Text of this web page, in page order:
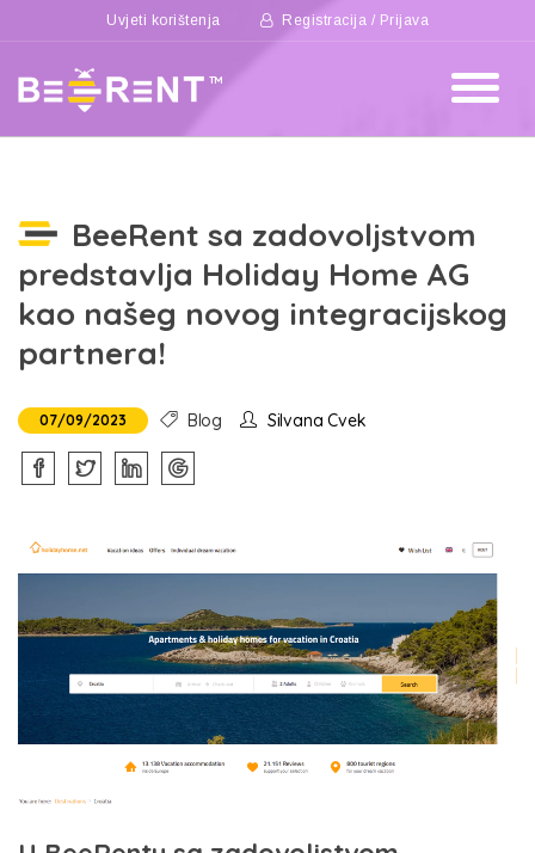
Uvjeti korištenja Registracija / Prijava
BeeRent sa zadovoljstvom
predstavlja Holiday Home AG
kao našeg novog integracijskog
partnera!
07/09/2023 Blog Silvana Cvek